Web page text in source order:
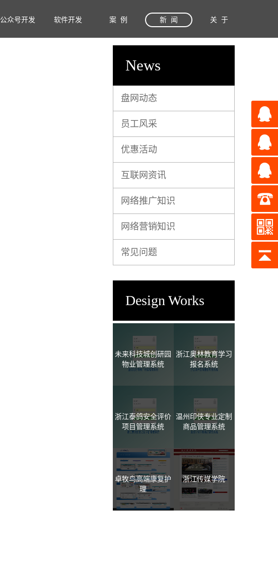
公众号开发 软件开发 案 例 新 闻 关 于
News
盘网动态
员工风采
优惠活动
互联网资讯
网络推广知识
网络营销知识
常见问题
Design Works
未来科技城创研园
物业管理系统
浙江奥林教育学习
报名系统
浙江泰鸽安全评价
项目管理系统
温州印侠专业定制
商品管理系统
卓牧鸟高端康复护
理
浙江传媒学院